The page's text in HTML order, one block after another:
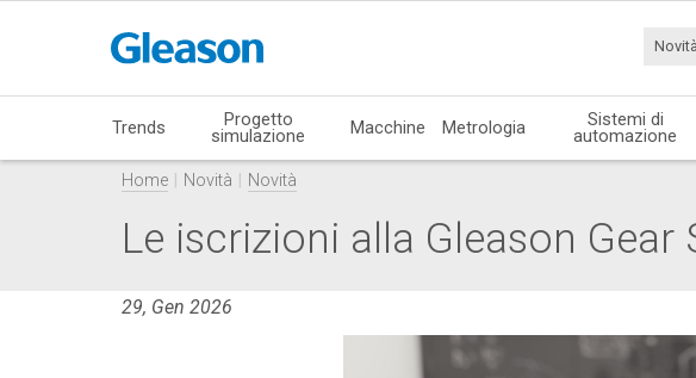
Novità
Trends Progetto
simulazione Macchine Metrologia Sistemi di
automazione
Home Novità Novità
Le iscrizioni alla Gleason
29, Gen 2026